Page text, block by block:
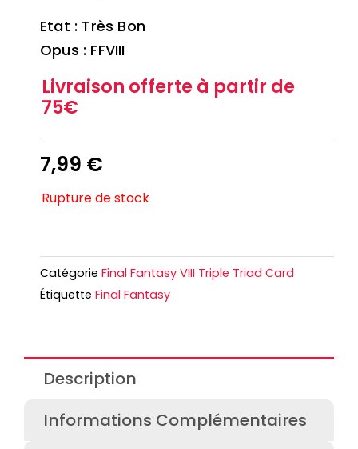
Etat : Très Bon
Opus : FFVIII
Livraison offerte à partir de
75€
7,99 €
Rupture de stock
Catégorie Final Fantasy VIII Triple Triad Card
Étiquette Final Fantasy
Description
Informations Complémentaires